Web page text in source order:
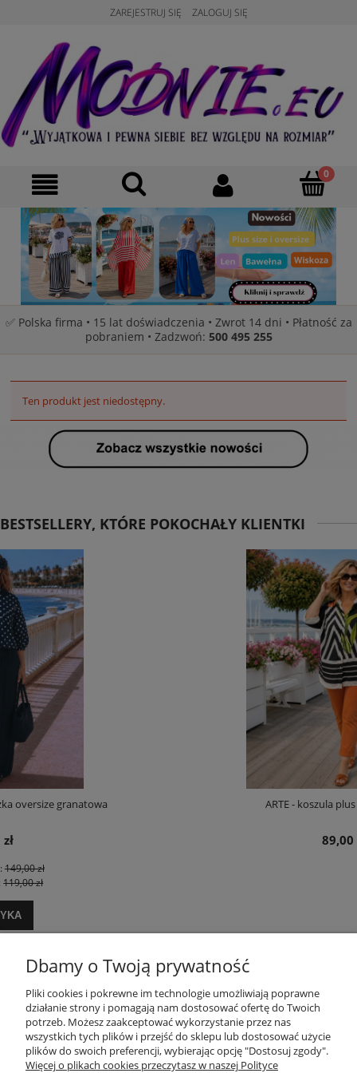
ZAREJESTRUJ SIĘ ZALOGUJ SIĘ
✅ Polska firma • 15 lat doświadczenia • Zwrot 14 dni • Płatność za
pobraniem • Zadzwoń: 500 495 255
Ten produkt jest niedostępny.
BESTSELLERY, KTÓRE POKOCHAŁY KLIENTKI
ARTE - koszula plus size / oversize
POMOC
MOJE KONTO
Dbamy o Twoją prywatność
Pliki cookies i pokrewne im technologie umożliwiają poprawne
działanie strony i pomagają nam dostosować ofertę do Twoich
potrzeb. Możesz zaakceptować wykorzystanie przez nas
wszystkich tych plików i przejść do sklepu lub dostosować użycie
plików do swoich preferencji, wybierając opcję "Dostosuj zgody".
Więcej o plikach cookies przeczytasz w naszej Polityce